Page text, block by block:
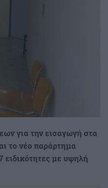
για την εισαγωγή στα
το νέο παράρτημα
ειδικότητες με υψηλή